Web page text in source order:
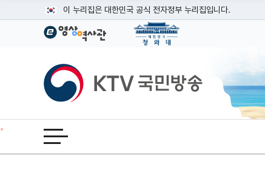
이 누리집은 대한민국 공식 전자정부 누리집입니다.
공식 누리집 주소 확인하기
이밖에 or.kr 또는 .kr등 다른 도메인 주소를 사용하고 있다면
운영중인 공식 누리집보기
KTV국민방송
전체메뉴 열기